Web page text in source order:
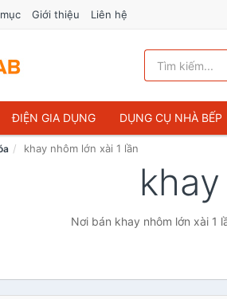
Giới thiệu Liên hệ
ĐIỆN GIA DỤNG DỤNG CỤ NHÀ BẾP
khay nhôm lớn xài 1 lần
Nơi bán khay nhôm lớn xài 1